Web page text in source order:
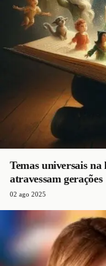
Temas universais
atravessam gerações
02 ago 2025